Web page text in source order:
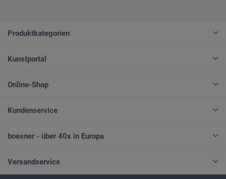
Produktkategorien
Kunstportal
Online-Shop
Kundenservice
boesner - über 40x in Europa
Versandservice